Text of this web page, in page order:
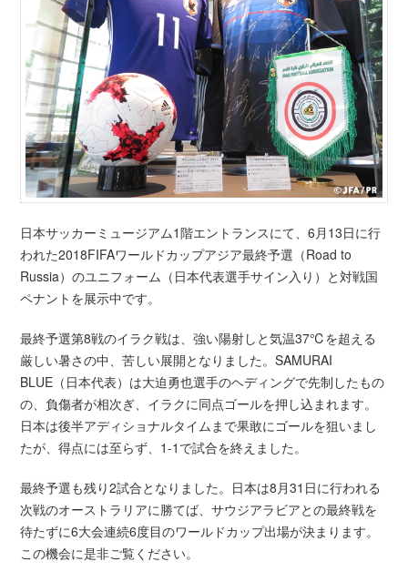
日本サッカーミュージアム1階エントランスにて、6月13日に行
われた2018FIFAワールドカップアジア最終予選（Road to
Russia）のユニフォーム（日本代表選手サイン入り）と対戦国
ペナントを展示中です。
最終予選第8戦のイラク戦は、強い陽射しと気温37℃を超える
厳しい暑さの中、苦しい展開となりました。SAMURAI
BLUE（日本代表）は大迫勇也選手のヘディングで先制したもの
の、負傷者が相次ぎ、イラクに同点ゴールを押し込まれます。
日本は後半アディショナルタイムまで果敢にゴールを狙いまし
たが、得点には至らず、1-1で試合を終えました。
最終予選も残り2試合となりました。日本は8月31日に行われる
次戦のオーストラリアに勝てば、サウジアラビアとの最終戦を
待たずに6大会連続6度目のワールドカップ出場が決まります。
この機会に是非ご覧ください。